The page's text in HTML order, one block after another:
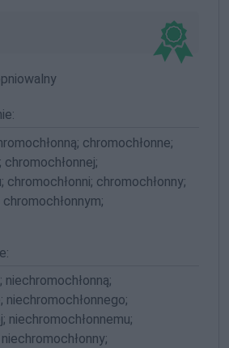
chromochłonne;
chromochłonni; chromochłonny;
niechromochłonną;
niechromochłonnego;
niechromochłonnemu;